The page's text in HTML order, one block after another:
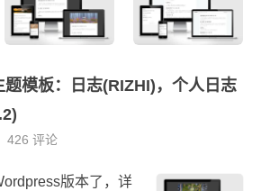
模板：日志(RIZHI)，个人日志
426 评论
版本了，详